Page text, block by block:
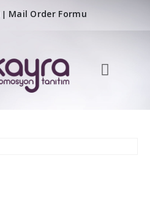
| Mail Order Formu